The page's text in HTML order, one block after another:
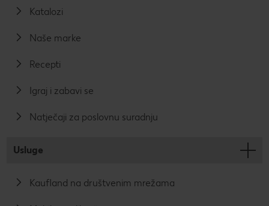
Katalozi
Naše marke
Recepti
Igraj i zabavi se
Natječaji za poslovnu suradnju
Usluge
Kaufland na društvenim mrežama